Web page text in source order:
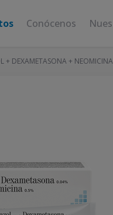
Conócenos
+ DEXAMETASONA +